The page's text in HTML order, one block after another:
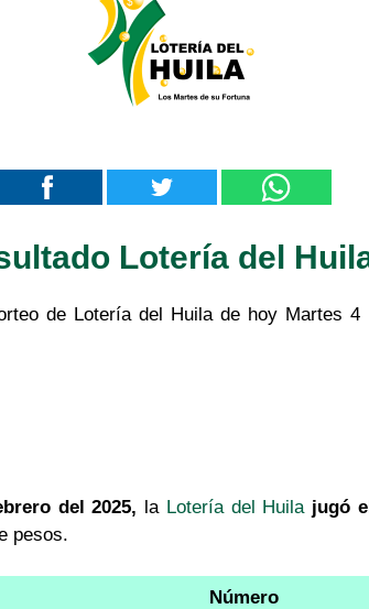
Lotería del
de Lotería del Huila de hoy Martes
del 2025, la Lotería del Huila jugó
pesos.
Número